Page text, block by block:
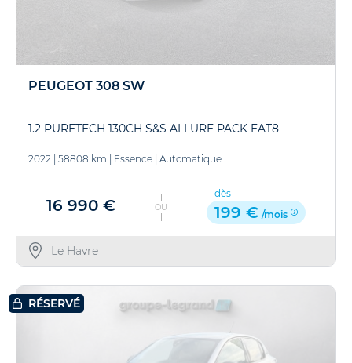
PEUGEOT 308 SW
1.2 PURETECH 130CH S&S ALLURE PACK EAT8
2022 58808 km Essence Automatique
16 990 € OU
dès
199 € /mois
Le Havre
RÉSERVÉ